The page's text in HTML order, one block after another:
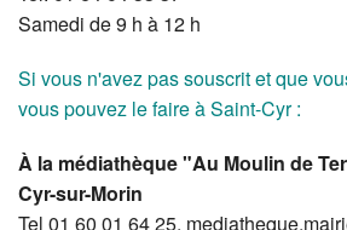
Samedi de 9 h à 12 h
Si vous n'avez pas souscrit et que
vous pouvez le faire à Saint-Cyr :
À la médiathèque "Au Moulin de
Cyr-sur-Morin
Tel 01 60 01 64 25,